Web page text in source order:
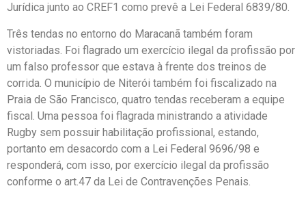
Jurídica junto ao CREF1 como prevê a Lei Federal 6839/80.
Três tendas no entorno do Maracanã também foram
vistoriadas. Foi flagrado um exercício ilegal da profissão por
um falso professor que estava à frente dos treinos de
corrida. O município de Niterói também foi fiscalizado na
Praia de São Francisco, quatro tendas receberam a equipe
fiscal. Uma pessoa foi flagrada ministrando a atividade
Rugby sem possuir habilitação profissional, estando,
portanto em desacordo com a Lei Federal 9696/98 e
responderá, com isso, por exercício ilegal da profissão
conforme o art.47 da Lei de Contravenções Penais.